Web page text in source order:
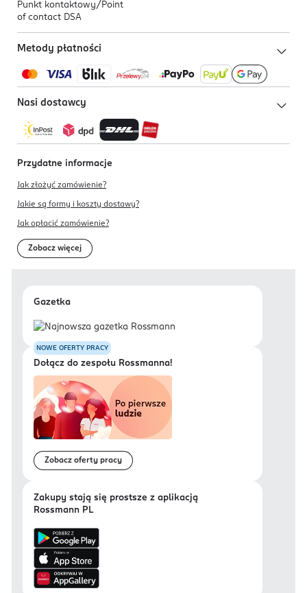
Punkt kontaktowy/ Point
of contact DSA
Metody płatności
Nasi dostawcy
Przydatne informacje
Jak złożyć zamówienie?
Jakie są formy i koszty dostawy?
Jak opłacić zamówienie?
Zobacz więcej
Gazetka
NOWE OFERTY PRACY
Dołącz do zespołu Rossmanna!
Zobacz oferty pracy
Zakupy stają się prostsze z aplikacją
Rossmann PL